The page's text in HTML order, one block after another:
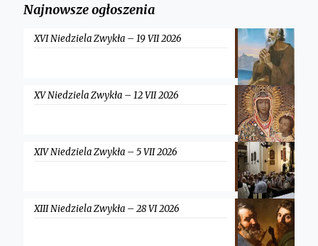
Najnowsze ogłoszenia
XVI Niedziela Zwykła – 19 VII 2026
XV Niedziela Zwykła – 12 VII 2026
XIV Niedziela Zwykła – 5 VII 2026
XIII Niedziela Zwykła – 28 VI 2026